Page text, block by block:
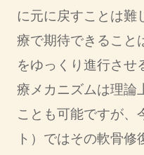
に元に戻すことは難
療で期待できること
をゆっくり進行させ
療メカニズムは理論
ことも可能ですが、
ト）ではその軟骨